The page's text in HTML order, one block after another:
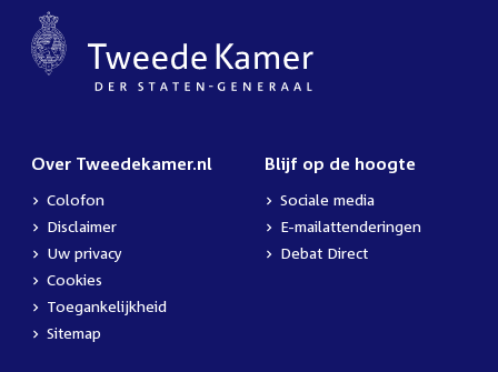
Over Tweedekamer.nl
Colofon
Disclaimer
Uw privacy
Cookies
Toegankelijkheid
Sitemap
Blijf op de hoogte
Sociale media
E-mailattenderingen
Debat Direct